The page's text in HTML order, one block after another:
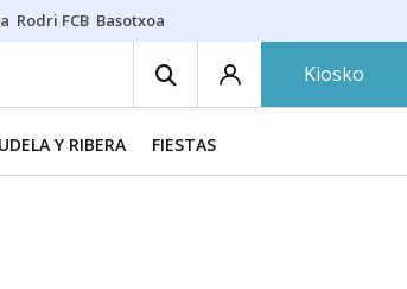
Rodri FCB Basotxoa
Kiosko
Y RIBERA FIESTAS